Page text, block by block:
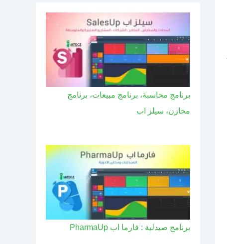
برنامج محاسبة، برنامج مبيعات، برنامج
مخازن، سيلز اب
برنامج صيدلية : فارما اب PharmaUp​